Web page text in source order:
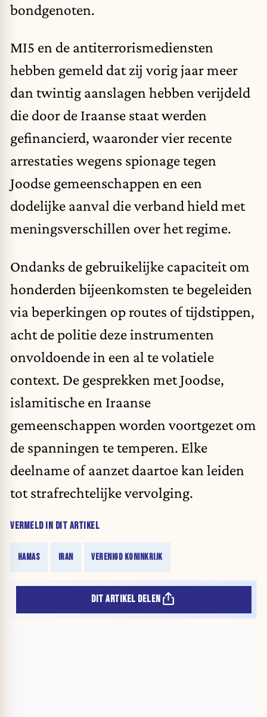
bondgenoten.
MI5 en de antiterrorismediensten
hebben gemeld dat zij vorig jaar meer
dan twintig aanslagen hebben verijdeld
die door de Iraanse staat werden
gefinancierd, waaronder vier recente
arrestaties wegens spionage tegen
Joodse gemeenschappen en een
dodelijke aanval die verband hield met
meningsverschillen over het regime.
Ondanks de gebruikelijke capaciteit om
honderden bijeenkomsten te begeleiden
via beperkingen op routes of tijdstippen,
acht de politie deze instrumenten
onvoldoende in een al te volatiele
context. De gesprekken met Joodse,
islamitische en Iraanse
gemeenschappen worden voortgezet om
de spanningen te temperen. Elke
deelname of aanzet daartoe kan leiden
tot strafrechtelijke vervolging.
VERMELD IN DIT ARTIKEL
HAMAS IRAN VERENIGD KONINKRIJK
DIT ARTIKEL DELEN